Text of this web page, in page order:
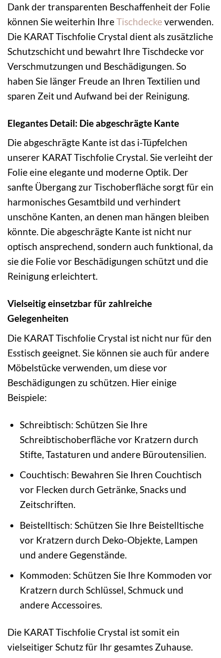
Dank der transparenten Beschaffenheit der Folie
können Sie weiterhin IhreTischdecke verwenden.
Die KARAT Tischfolie Crystal dient als zusätzliche
Schutzschicht und bewahrt Ihre Tischdecke vor
Verschmutzungen und Beschädigungen. So
haben Sie länger Freude an Ihren Textilien und
sparen Zeit und Aufwand bei der Reinigung.
Elegantes Detail: Die abgeschrägte Kante
Die abgeschrägte Kante ist das i-Tüpfelchen
unserer KARAT Tischfolie Crystal. Sie verleiht der
Folie eine elegante und moderne Optik. Der
sanfte Übergang zur Tischoberfläche sorgt für ein
harmonisches Gesamtbild und verhindert
unschöne Kanten, an denen man hängen bleiben
könnte. Die abgeschrägte Kante ist nicht nur
optisch ansprechend, sondern auch funktional, da
sie die Folie vor Beschädigungen schützt und die
Reinigung erleichtert.
Vielseitig einsetzbar für zahlreiche
Gelegenheiten
Die KARAT Tischfolie Crystal ist nicht nur für den
Esstisch geeignet. Sie können sie auch für andere
Möbelstücke verwenden, um diese vor
Beschädigungen zu schützen. Hier einige
Beispiele:
Schreibtisch: Schützen Sie Ihre
Schreibtischoberfläche vor Kratzern durch
Stifte, Tastaturen und andere Büroutensilien.
Couchtisch: Bewahren Sie Ihren Couchtisch
vor Flecken durch Getränke, Snacks und
Zeitschriften.
Beistelltisch: Schützen Sie Ihre Beistelltische
vor Kratzern durch Deko-Objekte, Lampen
und andere Gegenstände.
Kommoden: Schützen Sie Ihre Kommoden vor
Kratzern durch Schlüssel, Schmuck und
andere Accessoires.
Die KARAT Tischfolie Crystal ist somit ein
vielseitiger Schutz für Ihr gesamtes Zuhause.